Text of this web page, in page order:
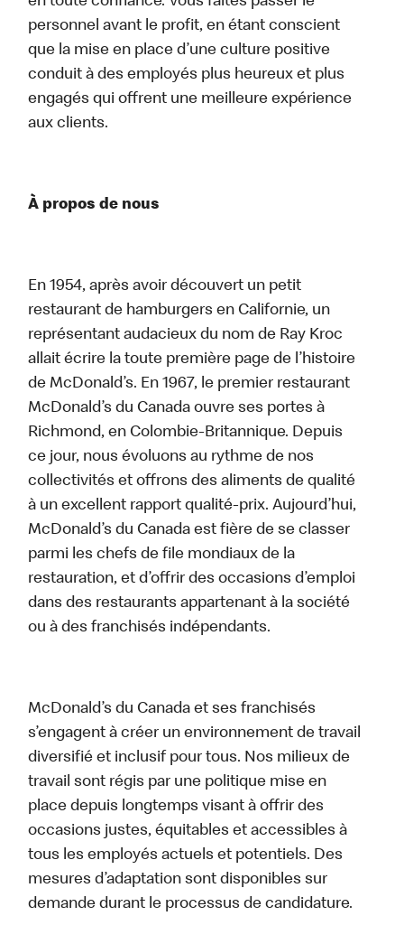
personnel avant le profit, en étant conscient
que la mise en place d’une culture positive
conduit à des employés plus heureux et plus
engagés qui offrent une meilleure expérience
aux clients.
À propos de nous
En 1954, après avoir découvert un petit
restaurant de hamburgers en Californie, un
représentant audacieux du nom de Ray Kroc
allait écrire la toute première page de l’histoire
de McDonald’s. En 1967, le premier restaurant
McDonald’s du Canada ouvre ses portes à
Richmond, en Colombie-Britannique. Depuis
ce jour, nous évoluons au rythme de nos
collectivités et offrons des aliments de qualité
à un excellent rapport qualité-prix. Aujourd’hui,
McDonald’s du Canada est fière de se classer
parmi les chefs de file mondiaux de la
restauration, et d’offrir des occasions d’emploi
dans des restaurants appartenant à la société
ou à des franchisés indépendants.
McDonald’s du Canada et ses franchisés
s’engagent à créer un environnement de travail
diversifié et inclusif pour tous. Nos milieux de
travail sont régis par une politique mise en
place depuis longtemps visant à offrir des
occasions justes, équitables et accessibles à
tous les employés actuels et potentiels. Des
mesures d’adaptation sont disponibles sur
demande durant le processus de candidature.